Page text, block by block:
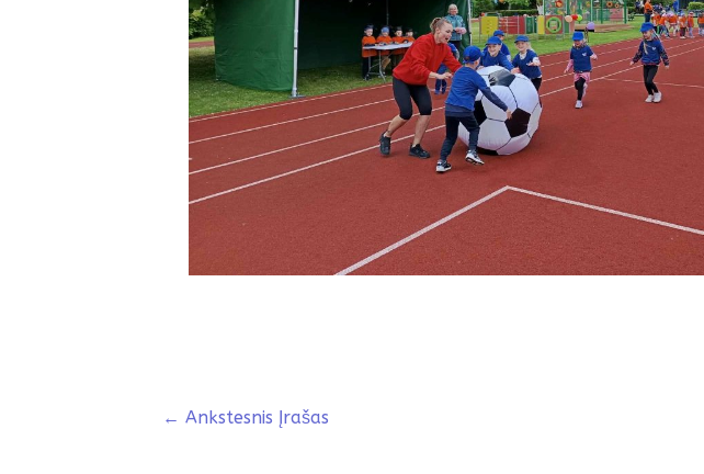
← Ankstesnis Įrašas